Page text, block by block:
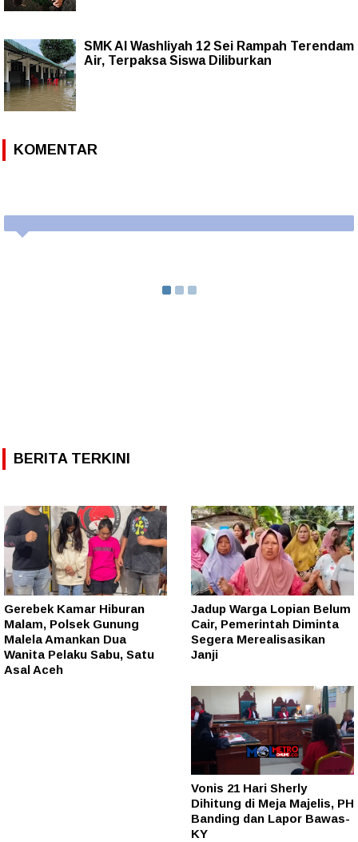
SMK Al Washliyah 12 Sei Rampah Terendam
Air, Terpaksa Siswa Diliburkan
KOMENTAR
BERITA TERKINI
Gerebek Kamar Hiburan
Malam, Polsek Gunung
Malela Amankan Dua
Wanita Pelaku Sabu, Satu
Asal Aceh
Jadup Warga Lopian Belum
Cair, Pemerintah Diminta
Segera Merealisasikan
Janji
Vonis 21 Hari Sherly
Dihitung di Meja Majelis, PH
Banding dan Lapor Bawas-
KY